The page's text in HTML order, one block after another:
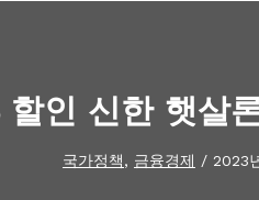
할인 신한 햇살
국가정책, 금융경제 / 2023